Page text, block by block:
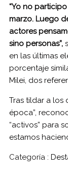
“Yo no
marzo. Luego
actores
sino personas”,
en las últimas
porcentaje
Milei, dos
Tras tildar a los
época”,
“activos” para
estamos
Categoría :